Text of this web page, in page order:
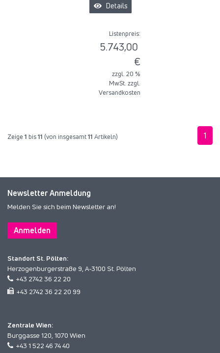
Details
Listenpreis:
5.743,00
€
zzgl. 20 %
MwSt. zzgl.
Versandkosten
Zeige 1 bis11 (von insgesamt11 Artikeln) 1
Newsletter Anmeldung
Melden Sie sich beim Newsletter an!
Anmelden
Standort St. Pölten:
Herzogenburgerstraße 9, A-3100 St. Pölten
+43 2742 36 22 20
+43 2742 36 22 20 99
Zentrale Wien:
Burggasse 120, 1070 Wien
+43 1 522 46 74 40